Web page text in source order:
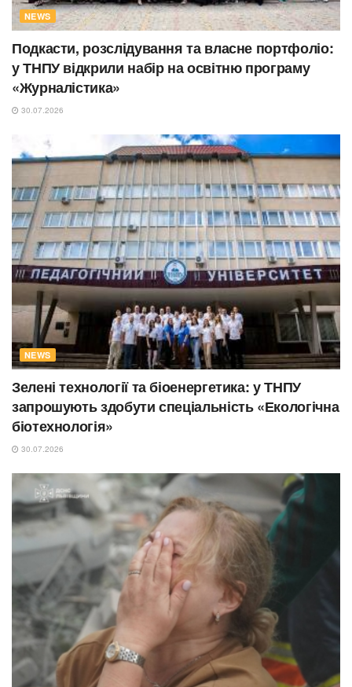
NEWS
Подкасти, розслідування та власне портфоліо:
у ТНПУ відкрили набір на освітню програму
«Журналістика»
30.07.2026
NEWS
Зелені технології та біоенергетика: у ТНПУ
запрошують здобути спеціальність «Екологічна
біотехнологія»
30.07.2026